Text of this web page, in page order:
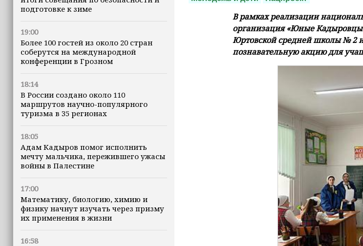
подготовке к зиме
19:00
Более 100 гостей из около 20 стран
соберутся на международной
конференции в Грозном
18:14
В России создано около 110
маршрутов научно-популярного
туризма в 35 регионах
18:05
Адам Кадыров помог исполнить
мечту мальчика, пережившего ужасы
войны в Палестине
17:00
Математику, биологию, химию и
физику начнут изучать через призму
их применения в жизни
16:58
В рамках реализации
организация «Юные
Юртовской средней школы № 2
познавательную акцию для